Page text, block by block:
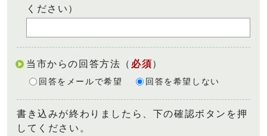
ください）
当市からの回答方法 （ 必須）
回答をメールで希望 回答を希望しない
書き込みが終わりましたら、下の確認ボタンを押
してください。